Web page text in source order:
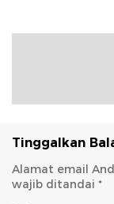
Tinggalkan
Alamat email
wajib ditandai *